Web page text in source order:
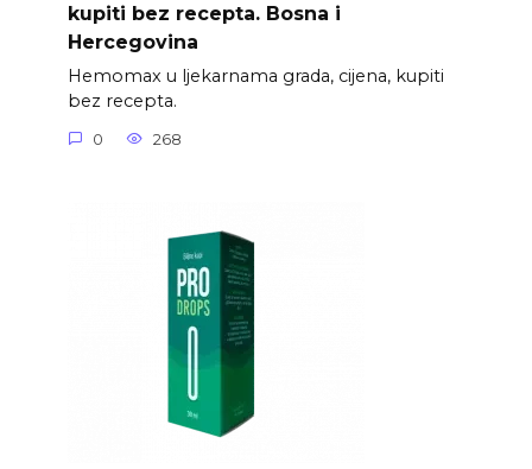
kupiti bez recepta. Bosna i
Hercegovina
Hemomax u ljekarnama grada, cijena, kupiti
bez recepta.
0 268